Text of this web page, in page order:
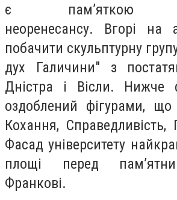
є пам’яткою
неоренесансу. Вгорі на
побачити скульптурну
дух Галичини" з
Дністра і Вісли. Нижче
оздоблений фігурами, що
Кохання, Справедливість,
Фасад університету
площі перед
Франкові.